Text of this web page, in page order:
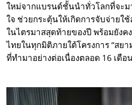
ใหม่จากแบรนด์ชั้นนำทั่วโลกที่จะ
ใจ ช่วยกระตุ้นให้เกิดการจับจ่ายใ
ในไตรมาสสุดท้ายของปี พร้อมยังค
ไทยในทุกมิติภายใต้โครงการ “สย
ที่ทำมาอย่างต่อเนื่องตลอด 16 เดือ